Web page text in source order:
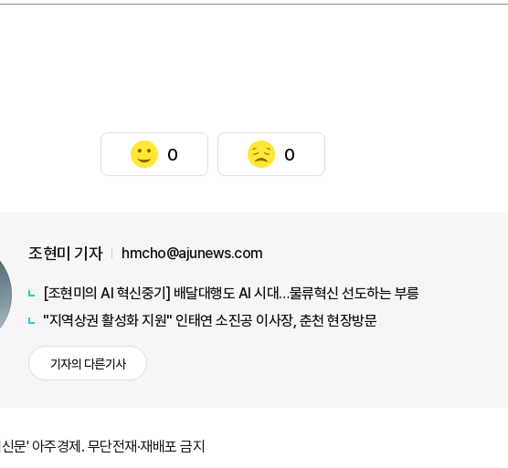
0 0
조현미 기자 hmcho@ajunews.com
[조현미의 AI 혁신중기] 배달대행도 AI 시대…물류혁신 선도하는 부릉
"지역상권 활성화 지원" 인태연 소진공 이사장, 춘천 현장방문
기자의 다른기사
문' 아주경제. 무단전재·재배포 금지